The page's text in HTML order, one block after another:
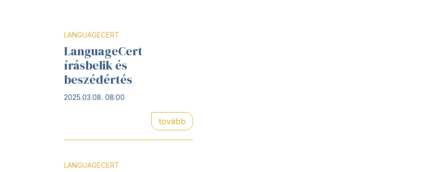
LANGUAGECERT
LanguageCert
írásbelik és
beszédértés
2025.03.08. 08:00
tovább
LANGUAGECERT